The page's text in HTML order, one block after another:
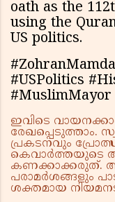
oath as the
using the
US politics.
#USPolitics
ഇവിടെ
രേഖപ്പെടുത്താം.
പ്രകടനവും
കെവാർത്തയുടെ
കണക്കാക്കരുത്.
പരാമർശങ്ങളും
ശക്തമായ